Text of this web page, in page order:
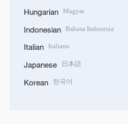
Hungarian Magyar
Indonesian Bahasa Indonesia
Italian Italiano
Japanese 日本語
Korean 한국어